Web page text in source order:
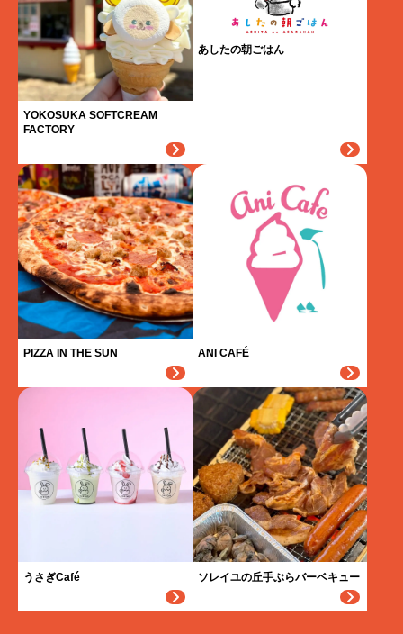
YOKOSUKA SOFTCREAM
FACTORY
あしたの朝ごはん
PIZZA IN THE SUN ANI CAFÉ
うさぎCafé ソレイユの丘手ぶらバーベキュー